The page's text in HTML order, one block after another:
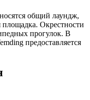
общий лаундж,
площадка. Окрестности
прогулок. В
предоставляется